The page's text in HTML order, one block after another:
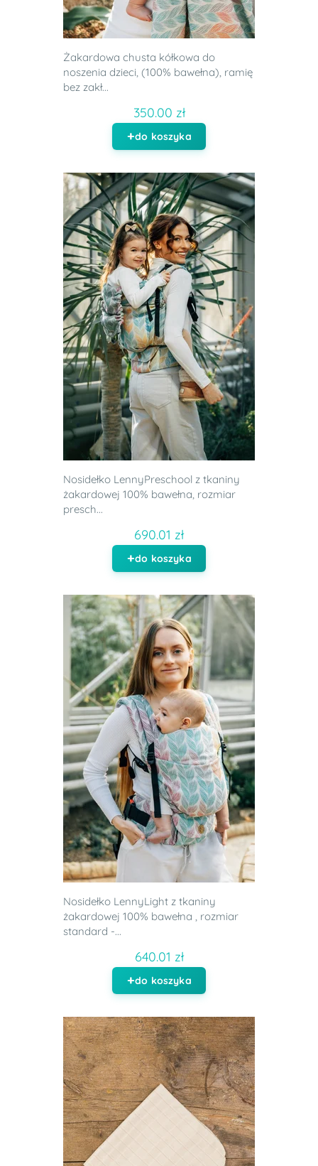
Żakardowa chusta kółkowa do
noszenia dzieci, (100% bawełna), ramię
bez zakł...
350.00 zł
do koszyka
Nosidełko LennyPreschool z tkaniny
żakardowej 100% bawełna, rozmiar
presch...
690.01 zł
do koszyka
Nosidełko LennyLight z tkaniny
żakardowej 100% bawełna , rozmiar
standard -...
640.01 zł
do koszyka